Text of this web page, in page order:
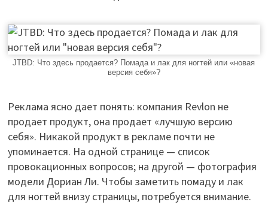
JTBD: Что здесь продается? Помада и лак для ногтей или «новая
версия себя»?
Реклама ясно дает понять: компания Revlon не
продает продукт, она продает «лучшую версию
себя». Никакой продукт в рекламе почти не
упоминается. На одной странице — список
провокационных вопросов; на другой — фотография
модели Дориан Ли. Чтобы заметить помаду и лак
для ногтей внизу страницы, потребуется внимание.